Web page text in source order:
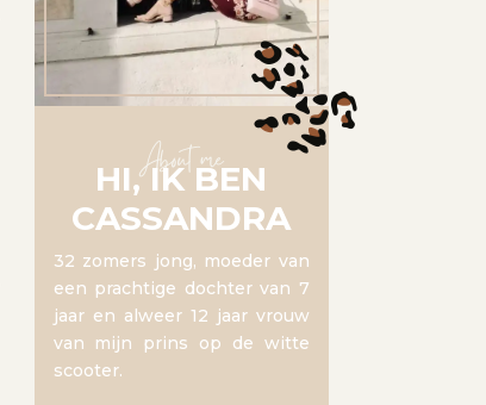
About me
HI, IK BEN
CASSANDRA
32 zomers jong, moeder van
een prachtige dochter van 7
jaar en alweer 12 jaar vrouw
van mijn prins op de witte
scooter.